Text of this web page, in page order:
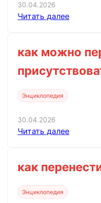
30.04.2026
Читать далее
как можно
Энциклопедия
30.04.2026
Читать далее
как
Энциклопедия